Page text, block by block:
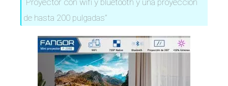
de hasta 200 pulgadas”